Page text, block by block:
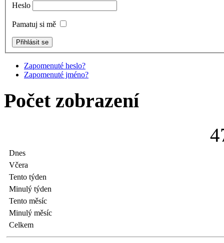
Heslo
Pamatuj si mě
Zapomenuté heslo?
Zapomenuté jméno?
Počet zobrazení
4
Dnes
Včera
Tento týden
Minulý týden
Tento měsíc
Minulý měsíc
Celkem